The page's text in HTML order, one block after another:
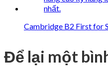
Cambridge B2 First for
Để lại một